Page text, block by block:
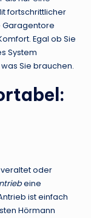
fortschrittlicher
Garagentore
Egal ob Sie
System
Sie brauchen.
oder
eine
ist einfach
Hörmann